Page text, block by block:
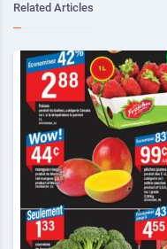
Related Articles